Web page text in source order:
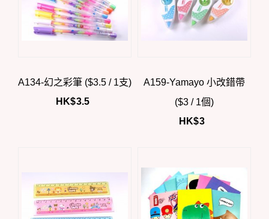
A134-幻之彩筆 ($3.5 / 1支)
HK$3.5
A159-Yamayo 小改錯帶
($3 / 1個)
HK$3